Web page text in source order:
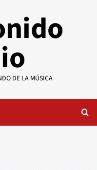
DE LA MÚSICA